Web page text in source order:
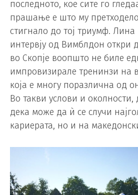
последното, кое сите го
прашање е што му
стигнало до тој триумф. Лина
интервју од Вимблдон откри
во Скопје воопшто не биле
импровизирале тренинзи на
која е многу поразлична од
Во такви услови и околности,
дека може да ѝ се случи
кариерата, но и на